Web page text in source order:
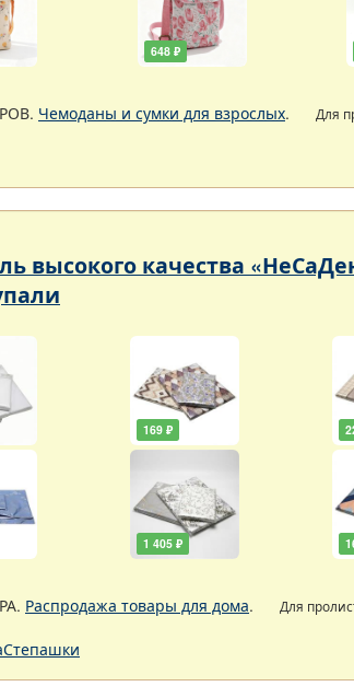
648 ₽
Чемоданы и сумки для взрослых. Для
высокого качества
169 ₽
1 405 ₽
Распродажа товары для дома. Для